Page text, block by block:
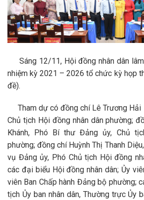
Sáng 12/11, Hội đồng nhân dân
nhiệm kỳ 2021 – 2026 tổ chức kỳ họp
đề).
Tham dự có đồng chí Lê Trương Hải
Chủ tịch Hội đồng nhân dân phường;
Khánh, Phó Bí thư Đảng ủy, Chủ
phường; đồng chí Huỳnh Thị Thanh
vụ Đảng ủy, Phó Chủ tịch Hội đồng
các đại biểu Hội đồng nhân dân; Ủy
viên Ban Chấp hành Đảng bộ phường;
tịch Ủy ban nhân dân, Thường trực Ủy